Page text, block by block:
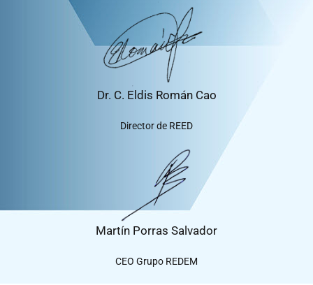
Dr. C. Eldis Román Cao
Director de REED
Martín Porras Salvador
CEO Grupo REDEM